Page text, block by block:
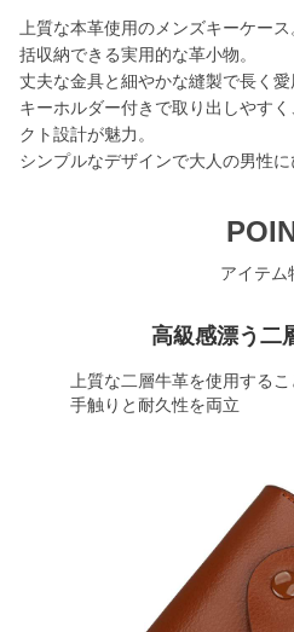
上質な本革使用のメンズキーケー
括収納できる実用的な革小物。
丈夫な金具と細やかな縫製で長く愛
キーホルダー付きで取り出しやす
クト設計が魅力。
シンプルなデザインで大人の男性に
アイテム
高級感漂う二
上質な二層牛革を使用する
手触りと耐久性を両立